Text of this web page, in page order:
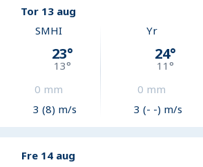
Tor 13 aug
SMHI
23°
13°
0 mm
3 (8) m/s
Yr
24°
11°
0 mm
3 (- -) m/s
Fre 14 aug